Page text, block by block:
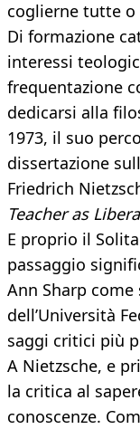
coglierne tutte
Di formazione
interessi
frequentazione
dedicarsi alla
1973, il suo
dissertazione
Friedrich
Teacher as
E proprio il
passaggio
Ann Sharp
dell’Università
saggi critici più
A Nietzsche, e
la critica al
conoscenze.